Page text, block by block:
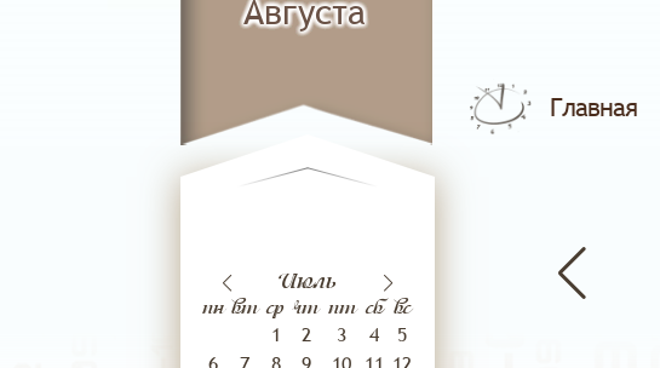
Августа
Главная
Июль Август
пн вт ср чт пт сб вс
1 2 3 4
5
июля